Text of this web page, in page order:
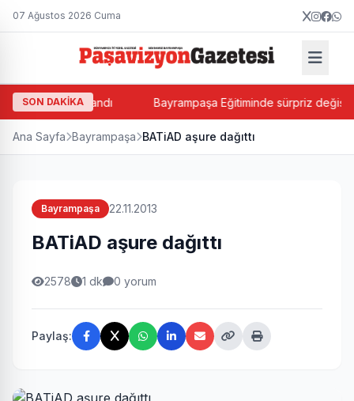
07 Ağustos 2026 Cuma
SON DAKİKA
Balkan atandı Bayrampaşa Eğitiminde sürpriz değişim!
Ana Sayfa Bayrampaşa BATiAD aşure dağıttı
Bayrampaşa 22.11.2013
BATiAD aşure dağıttı
2578 1 dk 0 yorum
Paylaş: